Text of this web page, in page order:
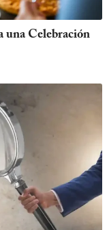
una Celebración